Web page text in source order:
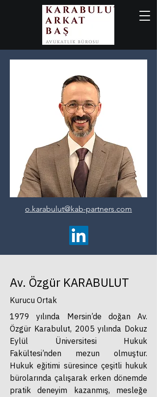
o.karabulut@kab-partners.com
Av. Özgür KARABULUT
Kurucu Ortak
1979 yılında Mersin’de doğan Av.
Özgür Karabulut, 2005 yılında Dokuz
Eylül Üniversitesi Hukuk
Fakültesi’nden mezun olmuştur.
Hukuk eğitimi süresince çeşitli hukuk
bürolarında çalışarak erken dönemde
pratik deneyim kazanmış, mesleğe